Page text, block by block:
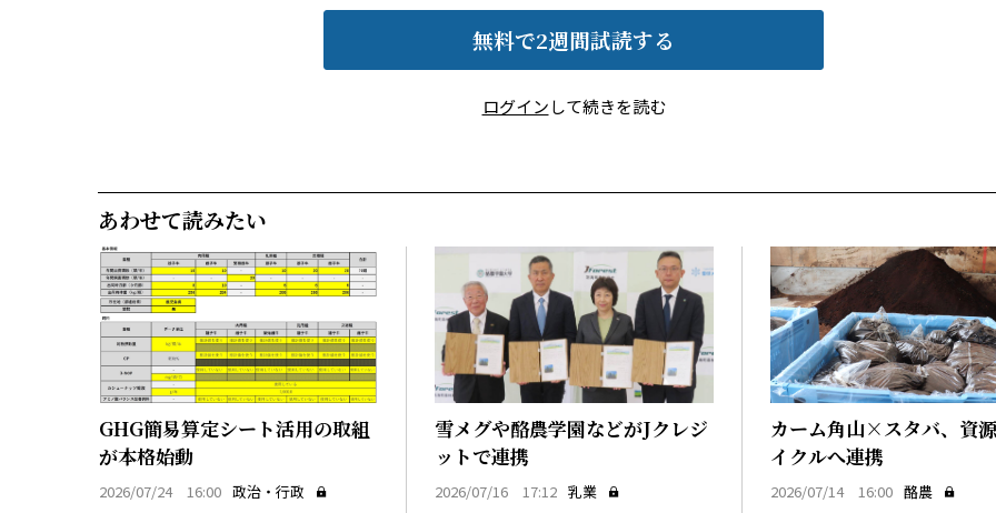
無料で2週間試読する
ログインして続きを読む
あわせて読みたい
GHG簡易算定シート活用の取組
が本格始動
2026/07/24 16:00 政治・行政
雪メグや酪農学園などがJクレジ
ットで連携
2026/07/16 17:12 乳業
カーム角山×スタバ、資
イクルへ連携
2026/07/14 16:00 酪農